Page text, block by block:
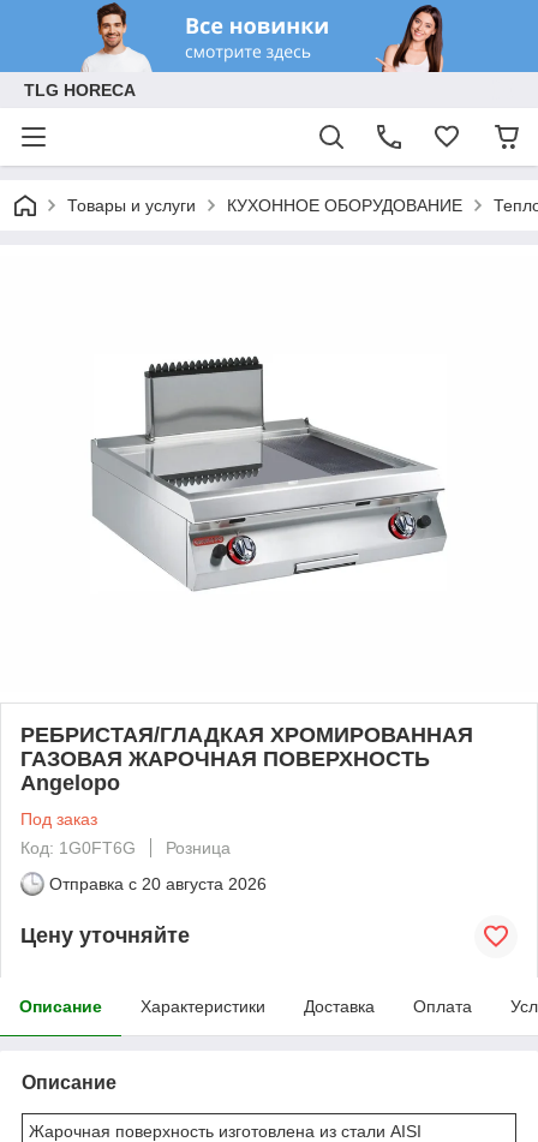
TLG HORECA
Товары и услуги КУХОННОЕ ОБОРУДОВАНИЕ
РЕБРИСТАЯ/ГЛАДКАЯ ХРОМИРОВАННАЯ
ГАЗОВАЯ ЖАРОЧНАЯ ПОВЕРХНОСТЬ
Angelopo
Под заказ
Код: 1G0FT6G
Розница
Отправка с 20 августа 2026
Цену уточняйте
Описание Характеристики Доставка Оплата
Описание
Жарочная поверхность изготовлена из стали AISI